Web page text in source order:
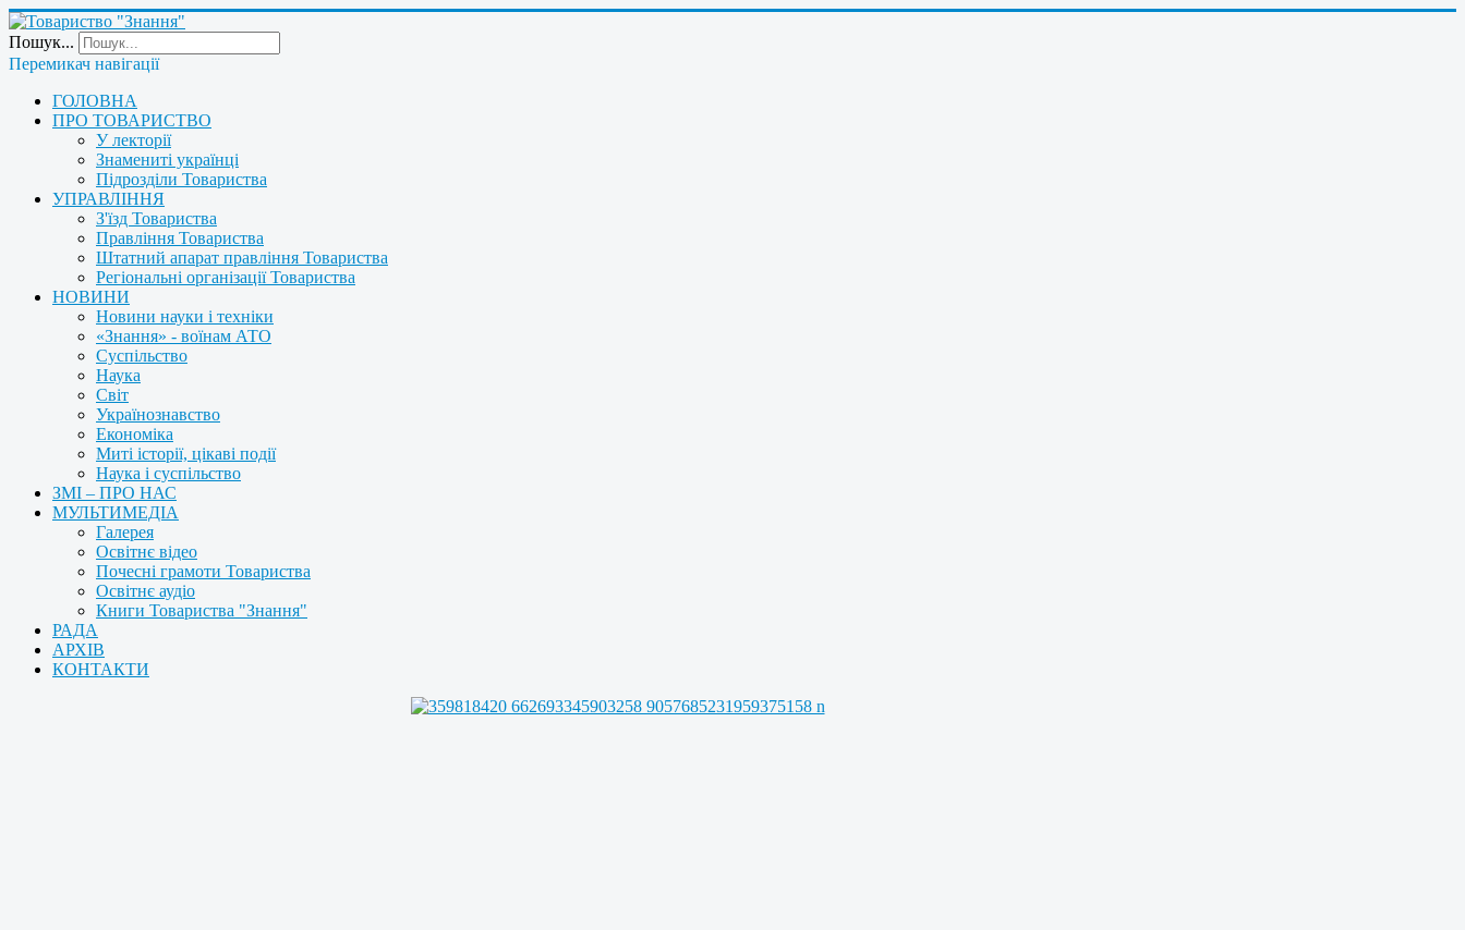
Пошук...
Перемикач навігації
ГОЛОВНА
ПРО ТОВАРИСТВО
У лекторії
Знамениті українці
Підрозділи Товариства
УПРАВЛІННЯ
З'їзд Товариства
Правління Товариства
Штатний апарат правління Товариства
Регіональні організації Товариства
НОВИНИ
Новини науки і техніки
«Знання» - воїнам АТО
Суспільство
Наука
Світ
Українознавство
Економіка
Миті історії, цікаві події
Наука і суспільство
ЗМІ – ПРО НАС
МУЛЬТИМЕДІА
Галерея
Освітнє відео
Почесні грамоти Товариства
Освітнє аудіо
Книги Товариства "Знання"
РАДА
АРХІВ
КОНТАКТИ